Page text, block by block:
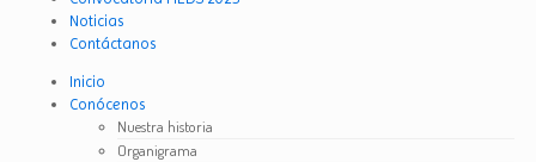
Noticias
Contáctanos
Inicio
Conócenos
Nuestra historia
Organigrama